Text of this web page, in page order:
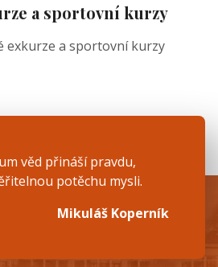
a sportovní kurzy
exkurze a sportovní kurzy
věd přináší pravdu,
potěchu mysli.
Mikuláš Koperník